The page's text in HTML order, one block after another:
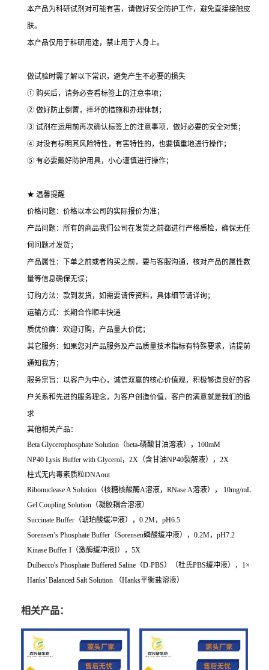
本产品为科研试剂对可能有害，请做好安全防护工作，避免直接接触皮
肤。
本产品仅用于科研用途，禁止用于人身上。
做试验时需了解以下常识，避免产生不必要的损失
① 购买后，请务必查看标签上的注意事项；
② 做好防止倒置，摔坏的措施和办理体制；
③ 试剂在运用前再次确认标签上的注意事项，做好必要的安全对策；
④ 对没有标明其风险特性，有害特性的，也要慎重地进行操作；
⑤ 有必要戴好防护用具，小心谨慎进行操作；
★ 温馨提醒
价格问题：价格以本公司的实际报价为准；
产品问题：所有的商品我们公司在发货之前都进行严格质检，确保无任
何问题才发货；
产品属性：下单之前或者购买之前，要与客服沟通，核对产品的属性数
量等信息确保无误；
订购方法：款到发货，如需要请传资料，具体细节请详询；
运输方式：长期合作顺丰快递
质优价廉：欢迎订购，产品量大价优；
其它服务：如果您对产品服务及产品质量技术指标有特殊要求，请提前
通知我方；
服务宗旨：以客户为中心，诚信双赢的核心价值观，积极够造良好的客
户关系和先进的服务理念，为客户创造价值，客户的满意就是我们的追
求
其他相关产品：
Beta Glycerophosphate Solution（beta-磷酸甘油溶液），100mM
NP40 Lysis Buffer with Glycerol，2X（含甘油NP40裂解液），2X
柱式无内毒素质粒DNAout
Ribonuclease A Solution（核糖核酸酶A溶液，RNase A溶液）， 10mg/mL
Gel Coupling Solution（凝胶耦合溶液）
Succinate Buffer（琥珀酸缓冲液），0.2M，pH6.5
Sorensen’s Phosphate Buffer（Sorensen磷酸缓冲液），0.2M，pH7.2
Kinase Buffer I（激酶缓冲液I），5X
Dulbecco's Phosphate Buffered Saline（D-PBS）（杜氏PBS缓冲液），1×
Hanks' Balanced Salt Solution （Hanks平衡盐溶液）
相关产品：